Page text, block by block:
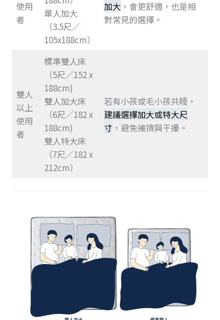
使用
者
單人加大
（3.5尺／
105x188cm）
加大 ，會更舒適，也是相
對常見的選擇。
雙人
以上
使用
者
標準雙人床
（5尺／152 x
188cm)
雙人加大床
（6尺／182 x
188cm)
雙人特大床
（7尺／182 x
212cm）
若有小孩或毛小孩共睡，
建議選擇加大或特大尺
寸 ，避免擁擠與干擾。